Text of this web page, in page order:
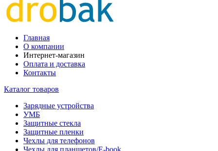
Главная
О компании
Интернет-магазин
Оплата и доставка
Контакты
Каталог товаров
Зарядные устройства
УМБ
Защитные стекла
Защитные пленки
Чехлы для телефонов
Чехлы для планшетов/E-book